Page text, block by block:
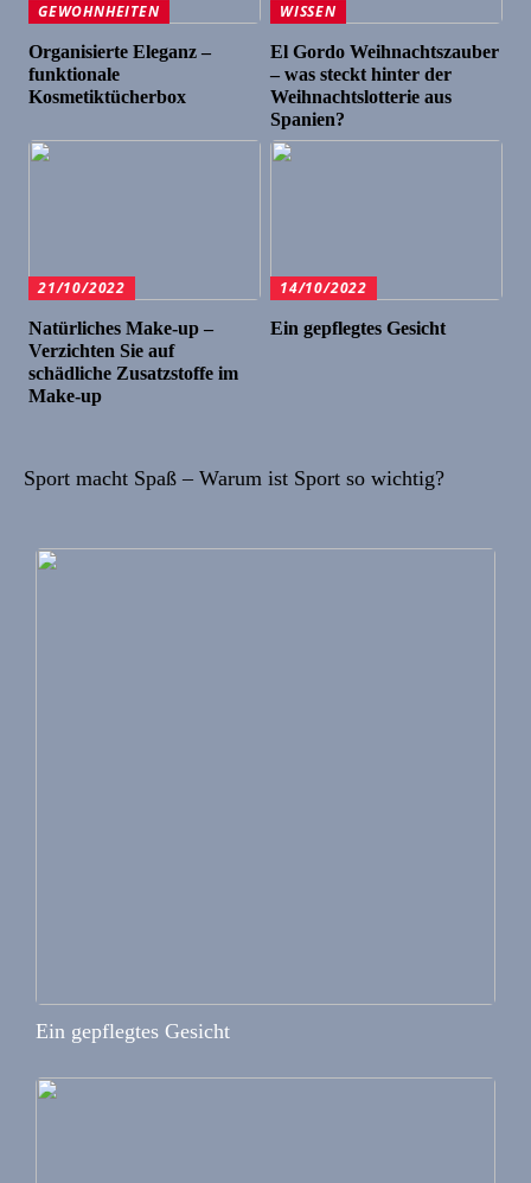
GEWOHNHEITEN
Organisierte Eleganz –
funktionale
Kosmetiktücherbox
WISSEN
El Gordo Weihnachtszauber
– was steckt hinter der
Weihnachtslotterie aus
Spanien?
21/10/2022
Natürliches Make-up –
Verzichten Sie auf
schädliche Zusatzstoffe im
Make-up
14/10/2022
Ein gepflegtes Gesicht
Sport macht Spaß – Warum ist Sport so wichtig?
Ein gepflegtes Gesicht